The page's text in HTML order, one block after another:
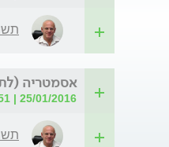
אסמטריה
25/01/2016 | 10:51 | מאת: דנה